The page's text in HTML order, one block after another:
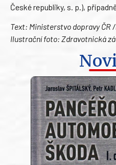
České republiky, s. p.),
Text: Ministerstvo dopravy ČR
Ilustrační foto: Zdravotnická